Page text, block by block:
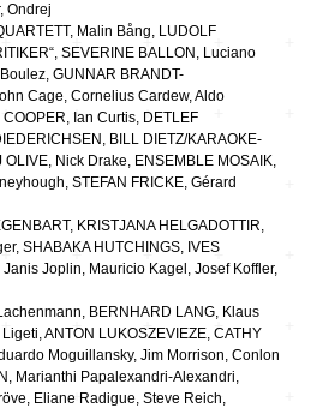
Ondrej
Malin Bång, LUDOLF
SEVERINE BALLON, Luciano
GUNNAR BRANDT-
Cage, Cornelius Cardew, Aldo
Ian Curtis, DETLEF
BILL DIETZ/KARAOKE-
OLIVE, Nick Drake, ENSEMBLE MOSAIK,
STEFAN FRICKE, Gérard
KRISTJANA HELGADOTTIR,
SHABAKA HUTCHINGS, IVES
Janis Joplin, Mauricio Kagel, Josef Koffler,
BERNHARD LANG, Klaus
ANTON LUKOSZEVIEZE, CATHY
Moguillansky, Jim Morrison, Conlon
Marianthi Papalexandri-Alexandri,
Eliane Radigue, Steve Reich,